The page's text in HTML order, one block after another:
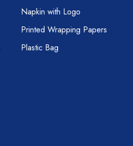
Napkin with Logo
Printed Wrapping Papers
Plastic Bag